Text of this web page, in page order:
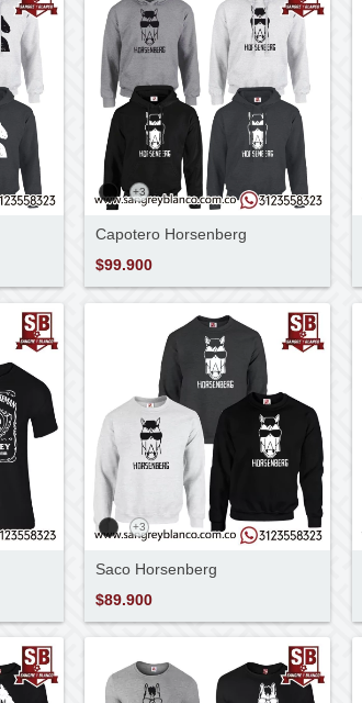
+3
Capotero Horsenberg
$99.900
+3
Saco Horsenberg
$89.900